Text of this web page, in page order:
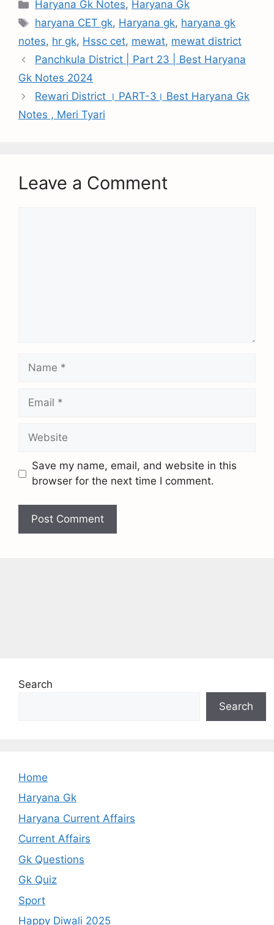
Haryana Gk Notes, Haryana Gk
haryana CET gk, Haryana gk, haryana gk
notes, hr gk, Hssc cet, mewat, mewat district
Panchkula District | Part 23 | Best Haryana
Gk Notes 2024
Rewari District । PART-3। Best Haryana Gk
Notes , Meri Tyari
Leave a Comment
Save my name, email, and website in this
browser for the next time I comment.
Search
Search
Home
Haryana Gk
Haryana Current Affairs
Current Affairs
Gk Questions
Gk Quiz
Sport
Happy Diwali 2025